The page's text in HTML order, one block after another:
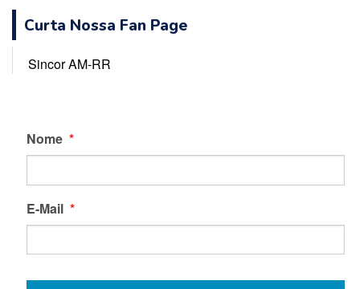
Curta Nossa Fan Page
Sincor AM-RR
Nome *
E-Mail *